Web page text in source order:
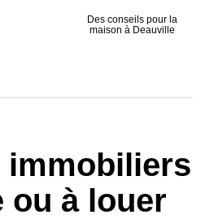
Des conseils pour la
maison à Deauville
immobiliers
ou à louer